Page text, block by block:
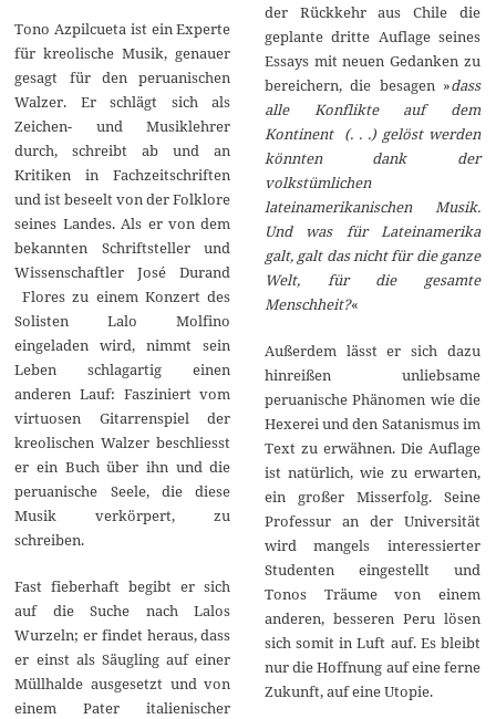
Tono Azpilcueta ist ein Experte
für kreolische Musik, genauer
gesagt für den peruanischen
Walzer. Er schlägt sich als
Zeichen- und Musiklehrer
durch, schreibt ab und an
Kritiken in Fachzeitschriften
und ist beseelt von der Folklore
seines Landes. Als er von dem
bekannten Schriftsteller und
Wissenschaftler José Durand
Flores zu einem Konzert des
Solisten Lalo Molfino
eingeladen wird, nimmt sein
Leben schlagartig einen
anderen Lauf: Fasziniert vom
virtuosen Gitarrenspiel der
kreolischen Walzer beschliesst
er ein Buch über ihn und die
peruanische Seele, die diese
Musik verkörpert, zu
schreiben.
Fast fieberhaft begibt er sich
auf die Suche nach Lalos
Wurzeln; er findet heraus, dass
er einst als Säugling auf einer
Müllhalde ausgesetzt und von
einem Pater italienischer
der Rückkehr aus Chile die
geplante dritte Auflage seines
Essays mit neuen Gedanken zu
bereichern, die besagen »dass
alle Konflikte auf dem
Kontinent (. . .) gelöst werden
könnten dank der
volkstümlichen
lateinamerikanischen Musik.
Und was für Lateinamerika
galt, galt das nicht für die ganze
Welt, für die gesamte
Menschheit?«
Außerdem lässt er sich dazu
hinreißen unliebsame
peruanische Phänomen wie die
Hexerei und den Satanismus im
Text zu erwähnen. Die Auflage
ist natürlich, wie zu erwarten,
ein großer Misserfolg. Seine
Professur an der Universität
wird mangels interessierter
Studenten eingestellt und
Tonos Träume von einem
anderen, besseren Peru lösen
sich somit in Luft auf. Es bleibt
nur die Hoffnung auf eine ferne
Zukunft, auf eine Utopie.